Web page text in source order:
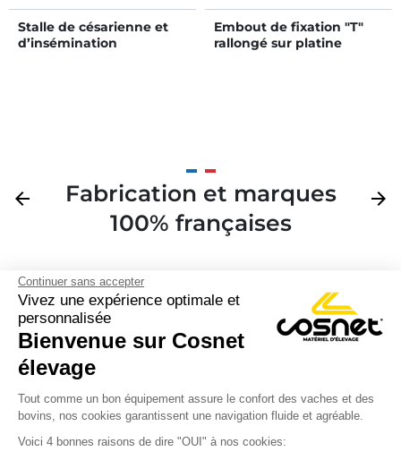
Continuer sans accepter
Vivez une expérience optimale et
personnalisée
Bienvenue sur Cosnet
élevage
Tout comme un bon équipement assure le confort des vaches et des
bovins, nos cookies garantissent une navigation fluide et agréable.
Voici 4 bonnes raisons de dire "OUI" à nos cookies:
Stalle de césarienne et
d’insémination
Embout de fixation "T"
rallongé sur platine
Précédent
arrow_back
Fabrication et marques
100% françaises
arrow_forward